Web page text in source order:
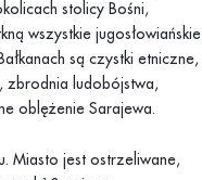
stolicy Bośni,
wszystkie jugosłowiańskie
są czystki etniczne,
zbrodnia ludobójstwa,
oblężenie Sarajewa.
Miasto jest ostrzeliwane,